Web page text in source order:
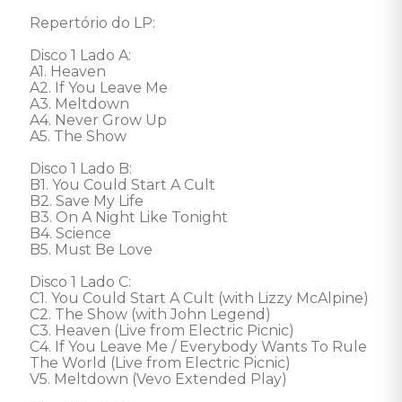
Repertório do LP:
Disco 1 Lado A:
A1. Heaven
A2. If You Leave Me
A3. Meltdown
A4. Never Grow Up
A5. The Show
Disco 1 Lado B:
B1. You Could Start A Cult
B2. Save My Life
B3. On A Night Like Tonight
B4. Science
B5. Must Be Love
Disco 1 Lado C:
C1. You Could Start A Cult (with Lizzy McAlpine)
C2. The Show (with John Legend)
C3. Heaven (Live from Electric Picnic)
C4. If You Leave Me / Everybody Wants To Rule
The World (Live from Electric Picnic)
V5. Meltdown (Vevo Extended Play)